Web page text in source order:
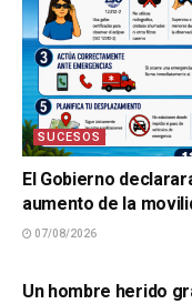
SUCESOS
El Gobierno
aumento de la
07/08/2026
Un hombre herido